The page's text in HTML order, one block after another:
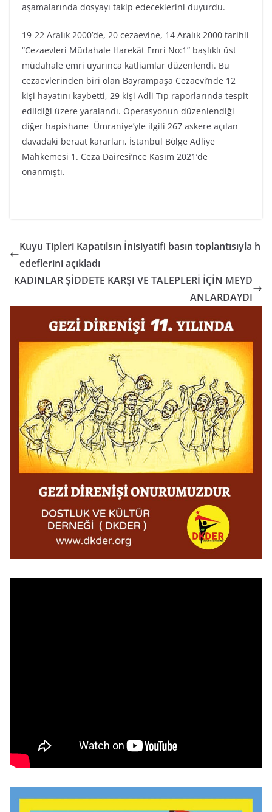
aşamalarında dosyayı takip edeceklerini duyurdu.
19-22 Aralık 2000’de, 20 cezaevine, 14 Aralık 2000 tarihli
“Cezaevleri Müdahale Harekât Emri No:1” başlıklı üst
müdahale emri uyarınca katliamlar düzenlendi. Bu
cezaevlerinden biri olan Bayrampaşa Cezaevi’nde 12
kişi hayatını kaybetti, 29 kişi Adli Tıp raporlarında tespit
edildiği üzere yaralandı. Operasyonun düzenlendiği
diğer hapishane Ümraniye’yle ilgili 267 askere açılan
davadaki beraat kararları, İstanbul Bölge Adliye
Mahkemesi 1. Ceza Dairesi’nce Kasım 2021’de
onanmıştı.
Kuyu Tipleri Kapatılsın İnisiyatifi basın toplantısıyla h
edeflerini açıkladı
KADINLAR ŞİDDETE KARŞI VE TALEPLERİ İÇİN MEYD
ANLARDAYDI